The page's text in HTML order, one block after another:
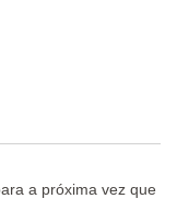
a próxima vez que